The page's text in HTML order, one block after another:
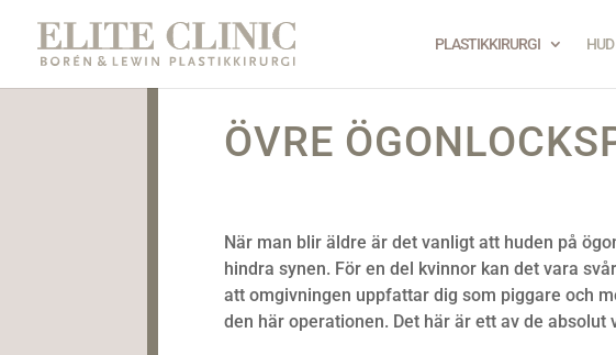
PLASTIKKIRURGI
ÖVRE
När man blir äldre är det vanligt att huden på
hindra synen. För en del kvinnor kan det vara
att omgivningen uppfattar dig som piggare och
den här operationen. Det här är ett av de